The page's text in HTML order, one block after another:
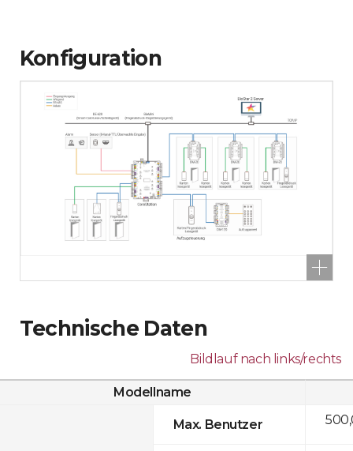
Konfiguration
Technische Daten
Bildlauf nach links/rechts
Modellname
Max. Benutzer